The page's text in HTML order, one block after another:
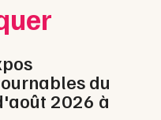
du
2026 à